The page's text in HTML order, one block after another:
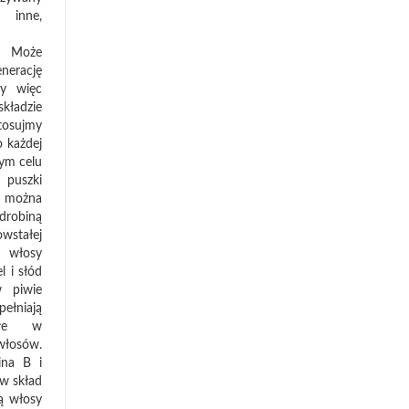
Może
więc
każdej
celu
puszki
i słód
piwie
w
B i
skład
włosy